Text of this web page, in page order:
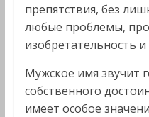
препятствия, без
любые проблемы,
изобретательность
Мужское имя звучит
собственного
имеет особое